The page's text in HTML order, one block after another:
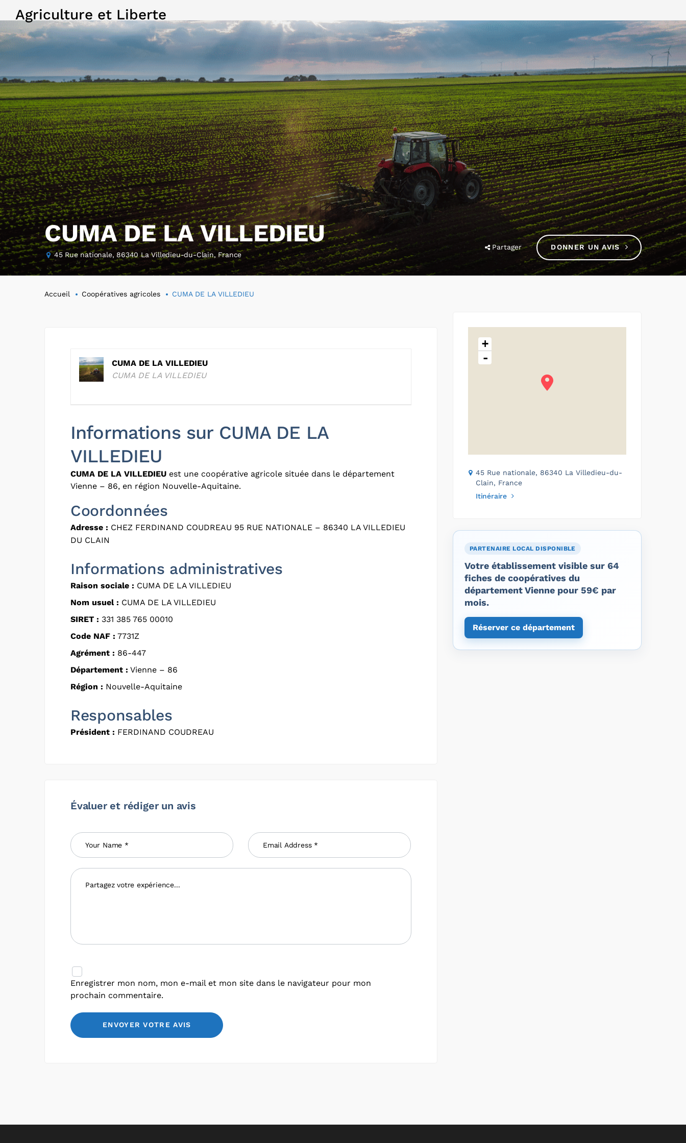
Agriculture et Liberte
CUMA DE LA VILLEDIEU
45 Rue nationale, 86340 La Villedieu-du-Clain, France
Partager DONNER UN AVIS
Accueil Coopératives agricoles CUMA DE LA VILLEDIEU
CUMA DE LA VILLEDIEU
CUMA DE LA VILLEDIEU
Informations sur CUMA DE LA
VILLEDIEU
CUMA DE LA VILLEDIEU est une coopérative agricole située dans le département
Vienne – 86, en région Nouvelle-Aquitaine.
Coordonnées
Adresse : CHEZ FERDINAND COUDREAU 95 RUE NATIONALE – 86340 LA VILLEDIEU
DU CLAIN
Informations administratives
Raison sociale : CUMA DE LA VILLEDIEU
Nom usuel : CUMA DE LA VILLEDIEU
SIRET : 331 385 765 00010
Code NAF : 7731Z
Agrément : 86-447
Département : Vienne – 86
Région : Nouvelle-Aquitaine
Responsables
Président : FERDINAND COUDREAU
Évaluer et rédiger un avis
Enregistrer mon nom, mon e-mail et mon site dans le navigateur pour mon
prochain commentaire.
+
-
45 Rue nationale, 86340 La Villedieu-du-
Clain, France
Itinéraire
PARTENAIRE LOCAL DISPONIBLE
Votre établissement visible sur 64
fiches de coopératives du
département Vienne pour 59€ par
mois.
Réserver ce département